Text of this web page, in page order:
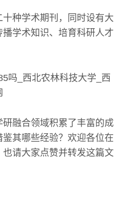
种学术期刊，同时设有大
学术知识、培育科研人才
融合领域积累了丰富的成
其哪些经验？欢迎各位在
请大家点赞并转发这篇文